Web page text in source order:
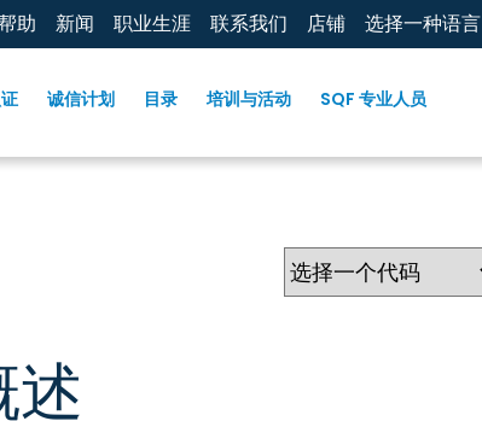
助 新闻 职业生涯 联系我们 店铺 选择一种语言
诚信计划 目录 培训与活动 SQF 专业人员